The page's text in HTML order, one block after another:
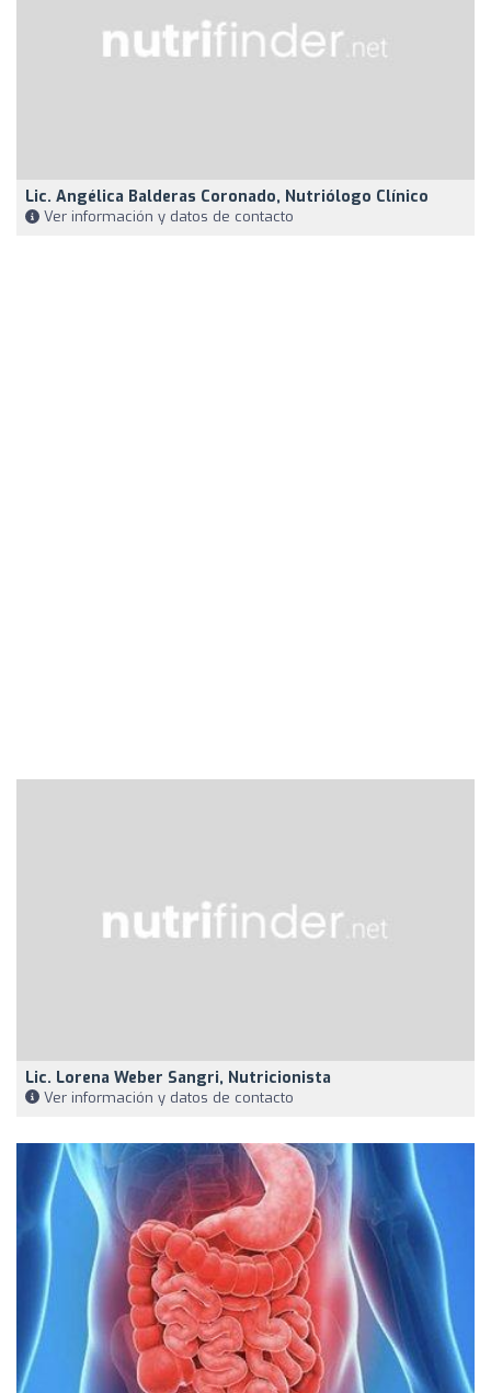
Lic. Angélica Balderas Coronado, Nutriólogo Clínico
Ver información y datos de contacto
Lic. Lorena Weber Sangri, Nutricionista
Ver información y datos de contacto